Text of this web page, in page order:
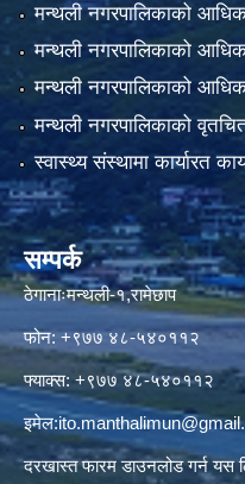
मन्थली नगरपालिकाको
मन्थली नगरपालिकाको
मन्थली नगरपालिकाको
मन्थली नगरपालिकाको
स्वास्थ्य संस्थामा कार्यारत
सम्पर्क
ठेगानाःमन्थली-१,रामेछाप
फोन: +९७७ ४८-५४०११२
फ्याक्स: +९७७ ४८-५४०११२
इमेल:
दरखास्त फारम डाउनलोड गर्न यस